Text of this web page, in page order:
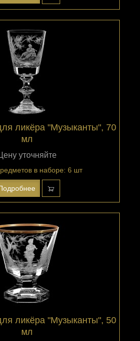
ликёра "Музыканты", 70
мл
уточняйте
в наборе: 6 шт
ликёра "Музыканты", 50
мл